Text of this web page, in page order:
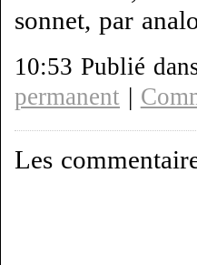
sonnet, par
10:53 Publié
permanent |
Les